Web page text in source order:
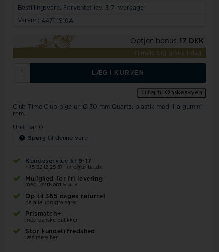
Bestillingsvare, Forventet lev. 3-7 hverdage
Varenr.: A47111S10A
Optjen bonus 17 DKK
Tilmeld dig gratis i dag
LÆG I KURVEN
Tilføj til Ønskeskyen
Club Time Club pige ur, Ø 30 mm Quartz, plastik med lilla gummi
rem.
Uret har 0.
Spørg til denne vare
Kundeservice kl 9-17
+45 32 12 25 51 - info@ur-tid.dk
Mulighed for fri levering
med PostNord & GLS
Op til 365 dages returret
på alle ubrugte varer
Prismatch+
mod danske butikker
Stor kundetilfredshed
læs mere her